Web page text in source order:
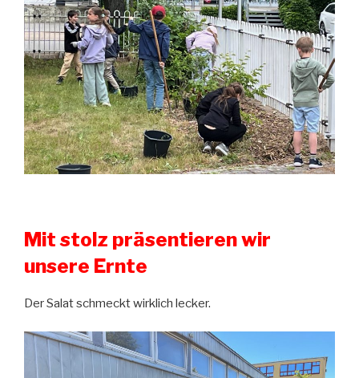
Mit stolz präsentieren wir
unsere Ernte
Der Salat schmeckt wirklich lecker.